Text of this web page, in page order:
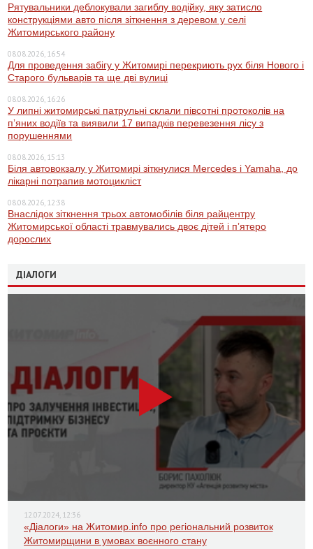
Рятувальники деблокували загиблу водійку, яку затисло
конструкціями авто після зіткнення з деревом у селі
Житомирського району
08.08.2026, 16:54
Для проведення забігу у Житомирі перекриють рух біля Нового і
Старого бульварів та ще дві вулиці
08.08.2026, 16:26
У липні житомирські патрульні склали півсотні протоколів на
пʼяних водіїв та виявили 17 випадків перевезення лісу з
порушеннями
08.08.2026, 15:13
Біля автовокзалу у Житомирі зіткнулися Mercedes і Yamaha, до
лікарні потрапив мотоцикліст
08.08.2026, 12:38
Внаслідок зіткнення трьох автомобілів біля райцентру
Житомирської області травмувались двоє дітей і пʼятеро
дорослих
ДІАЛОГИ
12.07.2024, 12:36
«Діалоги» на Житомир.info про регіональний розвиток
Житомирщини в умовах воєнного стану